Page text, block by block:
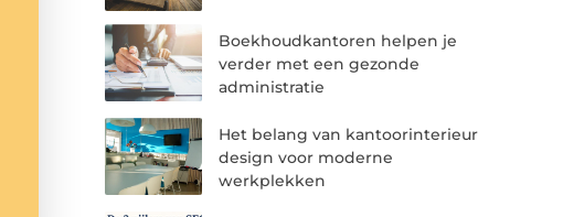
Boekhoudkantoren helpen je
verder met een gezonde
administratie
Het belang van kantoorinterieur
design voor moderne
werkplekken